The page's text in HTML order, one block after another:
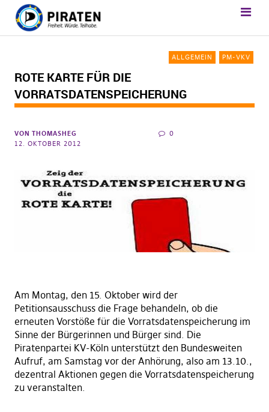
ALLGEMEIN PM-VKV
ROTE KARTE FÜR DIE
VORRATSDATENSPEICHERUNG
VON THOMASHEG
12. OKTOBER 2012
0
Am Montag, den 15. Oktober wird der
Petitionsausschuss die Frage behandeln, ob die
erneuten Vorstöße für die Vorratsdatenspeicherung im
Sinne der Bürgerinnen und Bürger sind. Die
Piratenpartei KV-Köln unterstützt den Bundesweiten
Aufruf, am Samstag vor der Anhörung, also am 13.10.,
dezentral Aktionen gegen die Vorratsdatenspeicherung
zu veranstalten.